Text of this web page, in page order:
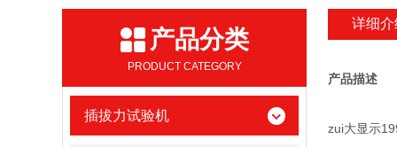
产品分类
PRODUCT CATEGORY
插拔力试验机
详细介
产品描述
zui大显示